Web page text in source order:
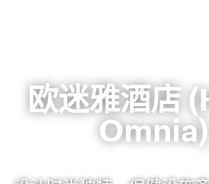
欧迷雅酒店
Omnia)